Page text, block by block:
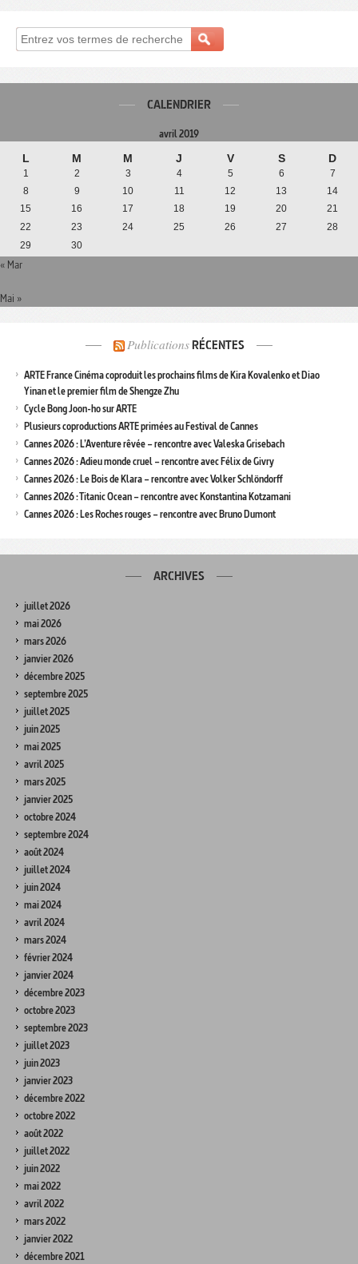
CALENDRIER
avril 2019
L M M J V S D
1 2 3 4 5 6
7
8
9 10 11 12 13
14
15
16 17 18 19 20
21
22
23 24 25 26 27
28
29
30
« Mar
Mai »
Publications RÉCENTES
ARTE France Cinéma coproduit les prochains films de Kira Kovalenko et Diao
Yinan et le premier film de Shengze Zhu
Cycle Bong Joon-ho sur ARTE
Plusieurs coproductions ARTE primées au Festival de Cannes
Cannes 2026 : L’Aventure rêvée – rencontre avec Valeska Grisebach
Cannes 2026 : Adieu monde cruel – rencontre avec Félix de Givry
Cannes 2026 : Le Bois de Klara – rencontre avec Volker Schlöndorff
Cannes 2026 : Titanic Ocean – rencontre avec Konstantina Kotzamani
Cannes 2026 : Les Roches rouges – rencontre avec Bruno Dumont
ARCHIVES
juillet 2026
mai 2026
mars 2026
janvier 2026
décembre 2025
septembre 2025
juillet 2025
juin 2025
mai 2025
avril 2025
mars 2025
janvier 2025
octobre 2024
septembre 2024
août 2024
juillet 2024
juin 2024
mai 2024
avril 2024
mars 2024
février 2024
janvier 2024
décembre 2023
octobre 2023
septembre 2023
juillet 2023
juin 2023
janvier 2023
décembre 2022
octobre 2022
août 2022
juillet 2022
juin 2022
mai 2022
avril 2022
mars 2022
janvier 2022
décembre 2021